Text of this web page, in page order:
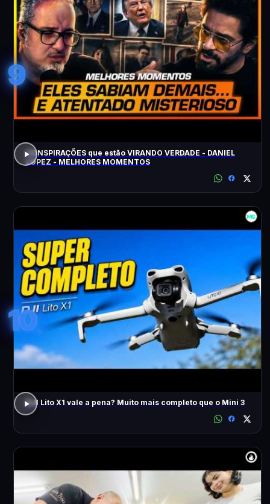
9
CONSPIRAÇÕES que estão VIRANDO VERDADE - DANIEL
LOPEZ - MELHORES MOMENTOS
10
DJI Lito X1 vale a pena? Muito mais completo que o Mini 3